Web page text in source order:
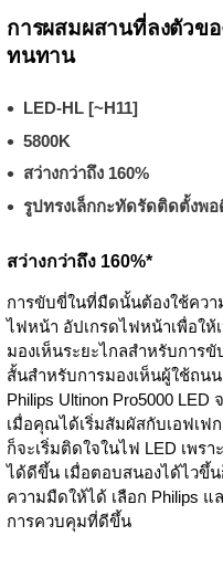
การผสมผสานที่ลงตัวข
ทนทาน
LED-HL [~H11]
5800K
สว่างกว่าถึง 160%
รูปทรงเล็กกะทัดรัดติดตั้งพอ
สว่างกว่าถึง 160%*
การขับขี่ในที่มืดนั้นต้องใช้คว
ไฟหน้า อัปเกรดไฟหน้าเพื่อให้
มองเห็นระยะไกลสำหรับการ
สั้นสำหรับการมองเห็นผู้ใช้ถ
Philips Ultinon Pro5000
เมื่อคุณได้เริ่มสัมผัสกับเอฟเ
ก็จะเริ่มติดใจในไฟ LED เพร
ได้ดีขึ้น เมื่อตอบสนองได้ไวขึ้
ความมืดให้ได้ เลือก Philips
การควบคุมที่ดีขึ้น